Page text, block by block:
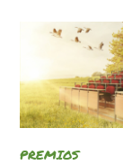
PREMIOS